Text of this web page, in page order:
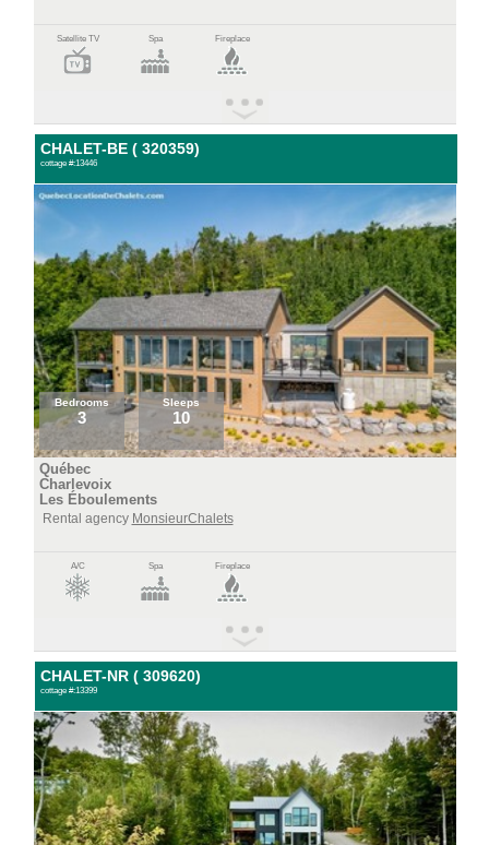
Satellite TV Spa Fireplace
CHALET-BE ( 320359)
cottage #:13446
Bedrooms
3
Sleeps
10
Québec
Charlevoix
Les Éboulements
Rental agency MonsieurChalets
A/C Spa Fireplace
CHALET-NR ( 309620)
cottage #:13399